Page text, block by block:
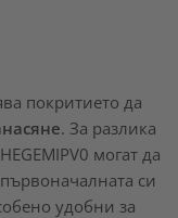
покритието да
. За разлика
могат да
си
удобни за